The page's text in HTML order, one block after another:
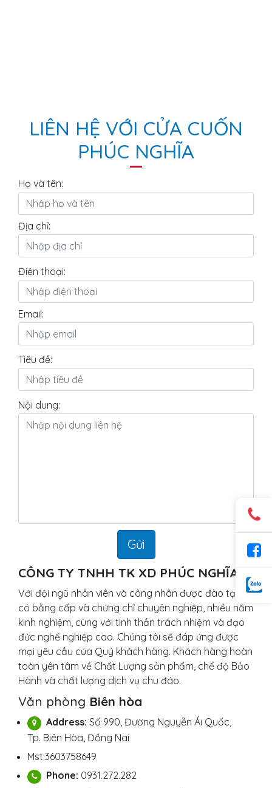
LIÊN HỆ VỚI CỬA CUỐN
PHÚC NGHĨA
Họ và tên:
Địa chỉ:
Điện thoại:
Email:
Tiêu đề:
Nội dung:
CÔNG TY TNHH TK XD PHÚC NGHĨA
Với đội ngũ nhân viên và công nhân được đào tạo,
có bằng cấp và chứng chỉ chuyên nghiệp, nhiều năm
kinh nghiệm, cùng với tinh thần trách nhiệm và đạo
đức nghề nghiệp cao. Chúng tôi sẽ đáp ứng được
mọi yêu cầu của Quý khách hàng. Khách hàng hoàn
toàn yên tâm về Chất Lượng sản phẩm, chế độ Bảo
Hành và chất lượng dịch vụ chu đáo.
Văn phòng Biên hòa
Address: Số 990, Đường Nguyễn Ái Quốc,
Tp. Biên Hòa, Đồng Nai
Mst:3603758649
Phone: 0931.272.282